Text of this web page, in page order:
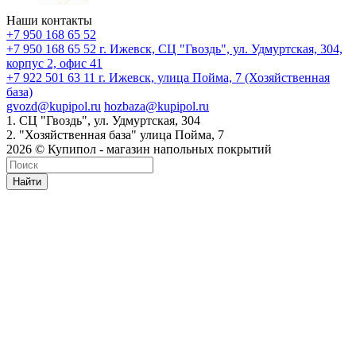
Наши контакты
+7 950 168 65 52
+7 950 168 65 52 г. Ижевск, СЦ "Гвоздь", ул. Удмуртская, 304,
корпус 2, офис 41
+7 922 501 63 11 г. Ижевск, улица Пойма, 7 (Хозяйственная
база)
gvozd@kupipol.ru hozbaza@kupipol.ru
1. СЦ "Гвоздь", ул. Удмуртская, 304
2. "Хозяйственная база" улица Пойма, 7
2026 © Купипол - магазин напольных покрытий
Найти